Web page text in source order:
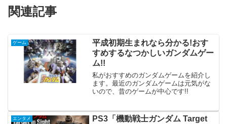
関連記事
ゲーム
平成初期生まれなら分かる!おす
すめするなつかしいガンダムゲー
ム!!
私がおすすめのガンダムゲームを紹介し
ます。最近のガンダムゲームは元気がな
いので、昔のゲームが中心です!!
エンタメ
PS3「機動戦士ガンダム Target